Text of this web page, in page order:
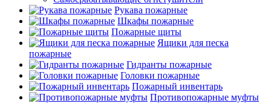
Рукава пожарные
Шкафы пожарные
Пожарные щиты
Ящики для песка
пожарные
Гидранты пожарные
Головки пожарные
Пожарный инвентарь
Противопожарные муфты